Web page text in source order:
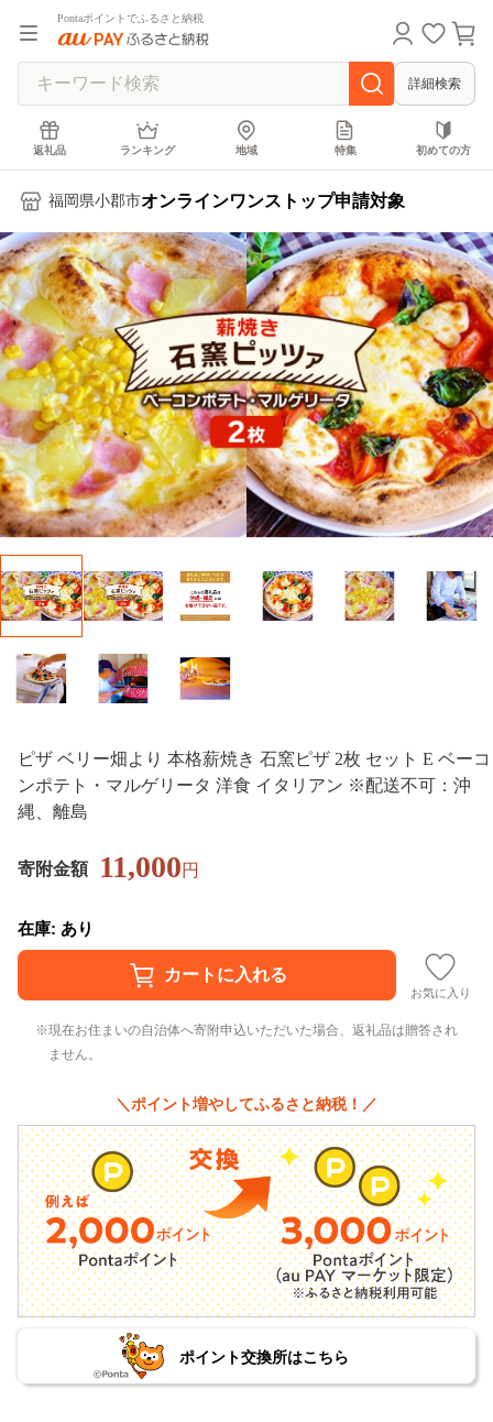
Pontaポイントでふるさと納税
詳細検索
返礼品 ランキング 地域 特集 初めての方
福岡県小郡市オンラインワンストップ申請対象
ピザ ベリー畑より 本格薪焼き 石窯ピザ 2枚 セット E ベーコ
ンポテト・マルゲリータ 洋食 イタリアン ※配送不可：沖
縄、離島
寄附金額 11,000円
在庫: あり
お気に入り
現在お住まいの自治体へ寄附申込いただいた場合、返礼品は贈答され
ません。
＼ポイント増やしてふるさと納税！／
ポイント交換所はこちら